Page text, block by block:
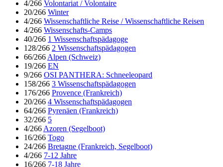
4/266 Volontariat / Volontaire
20/266 Winter
4/266 Wissenschaftliche Reise / Wissenschaftliche Reisen
4/266 Wissenschafts-Camps
40/266 1 Wissenschaftspädagoge
128/266 2 Wissenschaftspädagogen
66/266 Alpen (Schweiz)
19/266 EN
9/266 OSI PANTHERA: Schneeleopard
158/266 3 Wissenschaftspädagogen
176/266 Provence (Frankreich)
20/266 4 Wissenschaftspädagogen
64/266 Pyrenäen (Frankreich)
32/266 5
4/266 Azoren (Segelboot)
16/266 Togo
24/266 Bretagne (Frankreich, Segelboot)
4/266 7-12 Jahre
16/266 7-18 Jahre